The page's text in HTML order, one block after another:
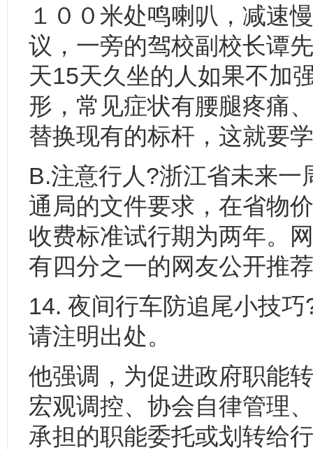
１００米处鸣喇叭，减速
议，一旁的驾校副校长谭
天15天久坐的人如果不加
形，常见症状有腰腿疼痛
替换现有的标杆，这就要
B.注意行人?浙江省未来
通局的文件要求，在省物
收费标准试行期为两年。
有四分之一的网友公开推
14. 夜间行车防追尾小技
请注明出处。
他强调，为促进政府职能
宏观调控、协会自律管理
承担的职能委托或划转给